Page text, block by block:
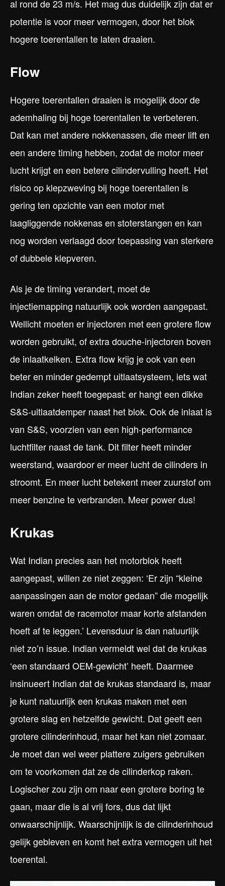
al rond de 23 m/s. Het mag dus duidelijk zijn dat er
potentie is voor meer vermogen, door het blok
hogere toerentallen te laten draaien.
Flow
Hogere toerentallen draaien is mogelijk door de
ademhaling bij hoge toerentallen te verbeteren.
Dat kan met andere nokkenassen, die meer lift en
een andere timing hebben, zodat de motor meer
lucht krijgt en een betere cilindervulling heeft. Het
risico op klepzweving bij hoge toerentallen is
gering ten opzichte van een motor met
laagliggende nokkenas en stoterstangen en kan
nog worden verlaagd door toepassing van sterkere
of dubbele klepveren.
Als je de timing verandert, moet de
injectiemapping natuurlijk ook worden aangepast.
Wellicht moeten er injectoren met een grotere flow
worden gebruikt, of extra douche-injectoren boven
de inlaatkelken. Extra flow krijg je ook van een
beter en minder gedempt uitlaatsysteem, iets wat
Indian zeker heeft toegepast: er hangt een dikke
S&S-uitlaatdemper naast het blok. Ook de inlaat is
van S&S, voorzien van een high-performance
luchtfilter naast de tank. Dit filter heeft minder
weerstand, waardoor er meer lucht de cilinders in
stroomt. En meer lucht betekent meer zuurstof om
meer benzine te verbranden. Meer power dus!
Krukas
Wat Indian precies aan het motorblok heeft
aangepast, willen ze niet zeggen: ‘Er zijn “kleine
aanpassingen aan de motor gedaan” die mogelijk
waren omdat de racemotor maar korte afstanden
hoeft af te leggen.’ Levensduur is dan natuurlijk
niet zo’n issue. Indian vermeldt wel dat de krukas
‘een standaard OEM-gewicht’ heeft. Daarmee
insinueert Indian dat de krukas standaard is, maar
je kunt natuurlijk een krukas maken met een
grotere slag en hetzelfde gewicht. Dat geeft een
grotere cilinderinhoud, maar het kan niet zomaar.
Je moet dan wel weer plattere zuigers gebruiken
om te voorkomen dat ze de cilinderkop raken.
Logischer zou zijn om naar een grotere boring te
gaan, maar die is al vrij fors, dus dat lijkt
onwaarschijnlijk. Waarschijnlijk is de cilinderinhoud
gelijk gebleven en komt het extra vermogen uit het
toerental.